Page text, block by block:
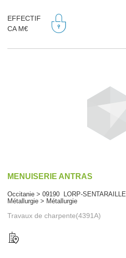
EFFECTIF
CA M€
MENUISERIE ANTRAS
Occitanie > 09190 LORP-SENTARAILLE
Métallurgie > Métallurgie
Travaux de charpente(4391A)